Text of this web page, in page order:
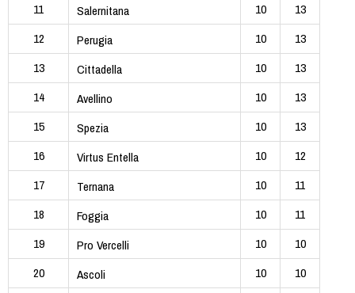
11
Salernitana 10
13
12
Perugia 10
13
13
Cittadella 10
13
14
Avellino 10
13
15
Spezia 10
13
16
Virtus Entella 10
12
17
Ternana 10
11
18
Foggia 10
11
19
Pro Vercelli 10
10
20
Ascoli 10
10